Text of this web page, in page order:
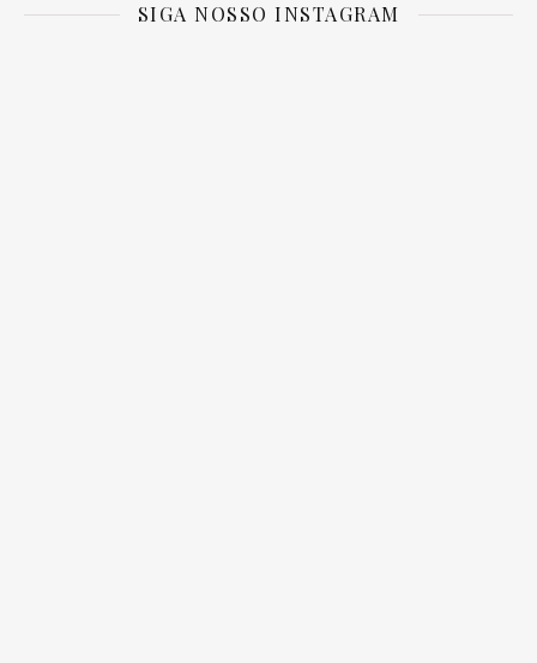
SIGA NOSSO INSTAGRAM